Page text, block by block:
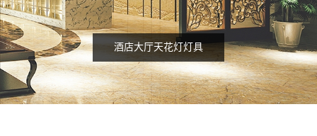
酒店大厅天花灯灯具